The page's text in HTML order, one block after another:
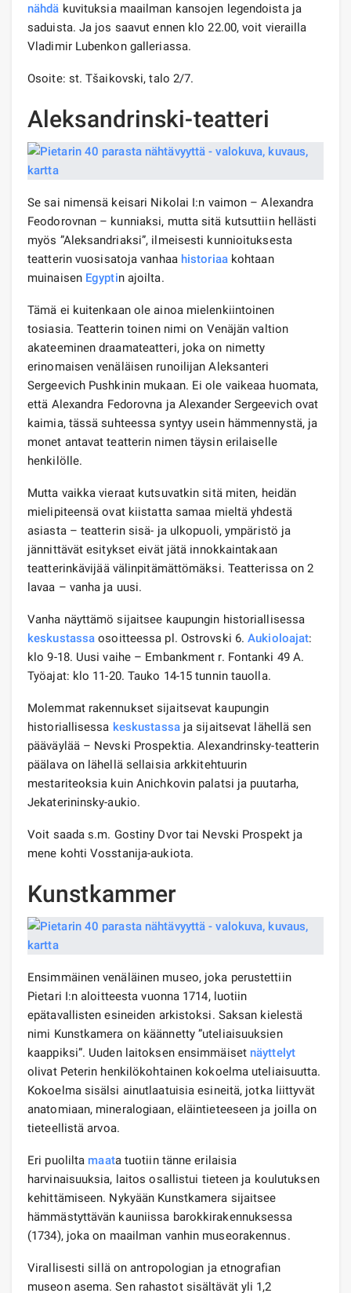
nähdä kuvituksia maailman kansojen legendoista ja
saduista. Ja jos saavut ennen klo 22.00, voit vierailla
Vladimir Lubenkon galleriassa.
Osoite: st. Tšaikovski, talo 2/7.
Aleksandrinski-teatteri
Se sai nimensä keisari Nikolai I:n vaimon – Alexandra
Feodorovnan – kunniaksi, mutta sitä kutsuttiin hellästi
myös ”Aleksandriaksi”, ilmeisesti kunnioituksesta
teatterin vuosisatoja vanhaa historiaakohtaan
muinaisen Egyptin ajoilta.
Tämä ei kuitenkaan ole ainoa mielenkiintoinen
tosiasia. Teatterin toinen nimi on Venäjän valtion
akateeminen draamateatteri, joka on nimetty
erinomaisen venäläisen runoilijan Aleksanteri
Sergeevich Pushkinin mukaan. Ei ole vaikeaa huomata,
että Alexandra Fedorovna ja Alexander Sergeevich ovat
kaimia, tässä suhteessa syntyy usein hämmennystä, ja
monet antavat teatterin nimen täysin erilaiselle
henkilölle.
Mutta vaikka vieraat kutsuvatkin sitä miten, heidän
mielipiteensä ovat kiistatta samaa mieltä yhdestä
asiasta – teatterin sisä- ja ulkopuoli, ympäristö ja
jännittävät esitykset eivät jätä innokkaintakaan
teatterinkävijää välinpitämättömäksi. Teatterissa on 2
lavaa – vanha ja uusi.
Vanha näyttämö sijaitsee kaupungin historiallisessa
keskustassa osoitteessa pl. Ostrovski 6.Aukioloajat:
klo 9-18. Uusi vaihe – Embankment r. Fontanki 49 A.
Työajat: klo 11-20. Tauko 14-15 tunnin tauolla.
Molemmat rakennukset sijaitsevat kaupungin
historiallisessa keskustassaja sijaitsevat lähellä sen
pääväylää – Nevski Prospektia. Alexandrinsky-teatterin
päälava on lähellä sellaisia ​​arkkitehtuurin
mestariteoksia kuin Anichkovin palatsi ja puutarha,
Jekaterininsky-aukio.
Voit saada s.m. Gostiny Dvor tai Nevski Prospekt ja
mene kohti Vosstanija-aukiota.
Kunstkammer
Ensimmäinen venäläinen museo, joka perustettiin
Pietari I:n aloitteesta vuonna 1714, luotiin
epätavallisten esineiden arkistoksi. Saksan kielestä
nimi Kunstkamera on käännetty ”uteliaisuuksien
kaappiksi”. Uuden laitoksen ensimmäiset näyttelyt
olivat Peterin henkilökohtainen kokoelma uteliaisuutta.
Kokoelma sisälsi ainutlaatuisia esineitä, jotka liittyvät
anatomiaan, mineralogiaan, eläintieteeseen ja joilla on
tieteellistä arvoa.
Eri puolilta maata tuotiin tänne erilaisia ​​
harvinaisuuksia, laitos osallistui tieteen ja koulutuksen
kehittämiseen. Nykyään Kunstkamera sijaitsee
hämmästyttävän kauniissa barokkirakennuksessa
(1734), joka on maailman vanhin museorakennus.
Virallisesti sillä on antropologian ja etnografian
museon asema. Sen rahastot sisältävät yli 1,2